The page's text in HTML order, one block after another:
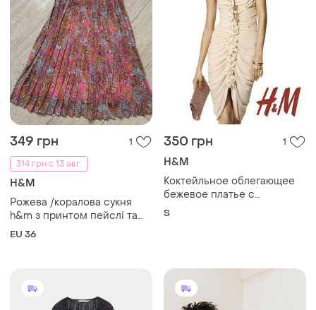
349 грн
1
314 грн с 13 авг.
H&M
Рожева /коралова сукня
h&m з принтом пейслі та
плісованим низом.
EU 36
350 грн 1
H&M
Коктейльное облегающее
бежевое платье с
оборками и рюшами h&m
S